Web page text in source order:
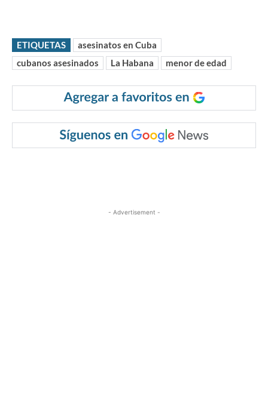
ETIQUETAS
asesinatos en Cuba
cubanos asesinados
La Habana menor de edad
- Advertisement -